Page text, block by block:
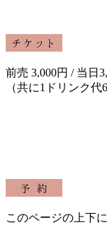
前売 3,000円 / 当日
（共に1ドリンク代
このページの上下